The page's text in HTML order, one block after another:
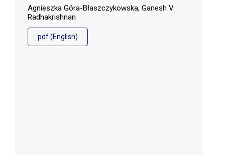
Agnieszka Góra-Błaszczykowska, Ganesh V
Radhakrishnan
pdf (English)